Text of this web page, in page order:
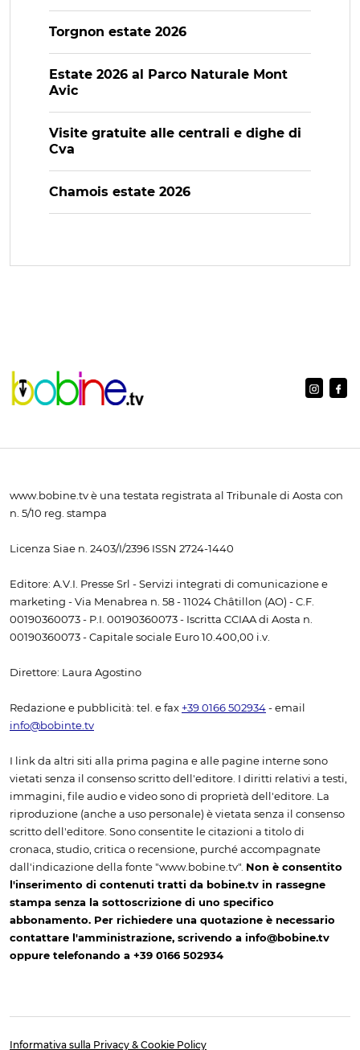
Torgnon estate 2026
Estate 2026 al Parco Naturale Mont
Avic
Visite gratuite alle centrali e dighe di
Cva
Chamois estate 2026
www.bobine.tv è una testata registrata al Tribunale di Aosta con
n. 5/10 reg. stampa
Licenza Siae n. 2403/I/2396 ISSN 2724-1440
Editore: A.V.I. Presse Srl - Servizi integrati di comunicazione e
marketing - Via Menabrea n. 58 - 11024 Châtillon (AO) - C.F.
00190360073 - P.I. 00190360073 - Iscritta CCIAA di Aosta n.
00190360073 - Capitale sociale Euro 10.400,00 i.v.
Direttore: Laura Agostino
Redazione e pubblicità: tel. e fax +39 0166 502934 - email
info@bobinte.tv
I link da altri siti alla prima pagina e alle pagine interne sono
vietati senza il consenso scritto dell'editore. I diritti relativi a testi,
immagini, file audio e video sono di proprietà dell'editore. La
riproduzione (anche a uso personale) è vietata senza il consenso
scritto dell'editore. Sono consentite le citazioni a titolo di
cronaca, studio, critica o recensione, purché accompagnate
dall'indicazione della fonte "www.bobine.tv". Non è consentito
l'inserimento di contenuti tratti da bobine.tv in rassegne
stampa senza la sottoscrizione di uno specifico
abbonamento. Per richiedere una quotazione è necessario
contattare l'amministrazione, scrivendo a info@bobine.tv
oppure telefonando a +39 0166 502934
Informativa sulla Privacy & Cookie Policy